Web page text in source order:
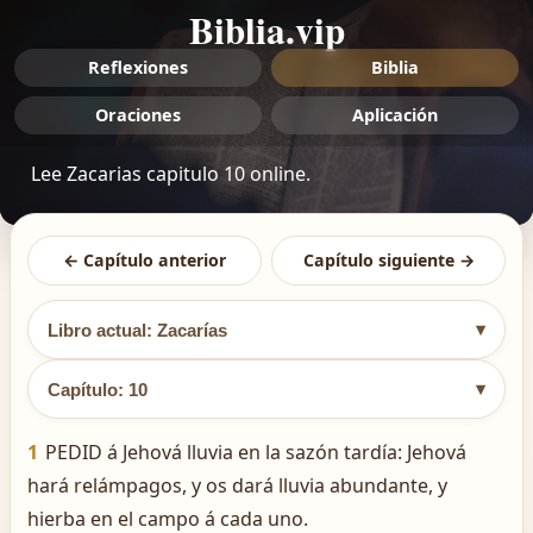
Biblia.vip
Reflexiones Biblia
Oraciones Aplicación
Lee Zacarias capitulo 10 online.
← Capítulo anterior Capítulo siguiente →
Libro actual: Zacarías ▾
Capítulo: 10 ▾
1 PEDID á Jehová lluvia en la sazón tardía: Jehová
hará relámpagos, y os dará lluvia abundante, y
hierba en el campo á cada uno.